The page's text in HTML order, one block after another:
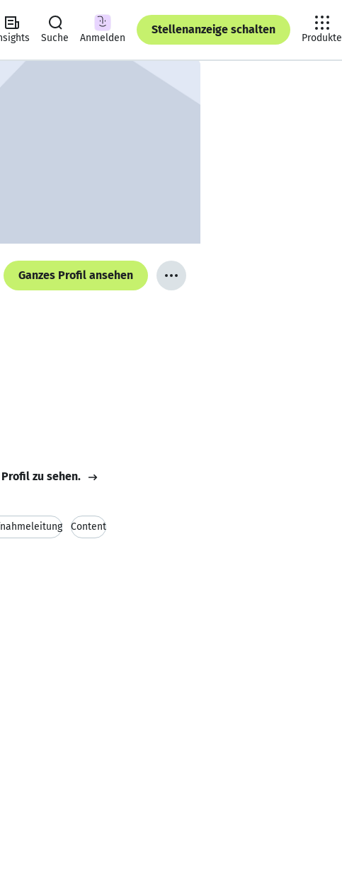
Suche Anmelden
Stellenanzeige schalten
Produkte
Ganzes Profil ansehen
zu sehen.
Content